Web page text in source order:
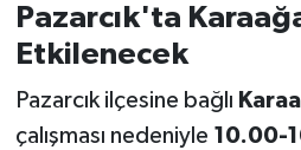
Pazarcık'ta
Etkilenecek
Pazarcık ilçesine bağlı
çalışması nedeniyle 10.00-